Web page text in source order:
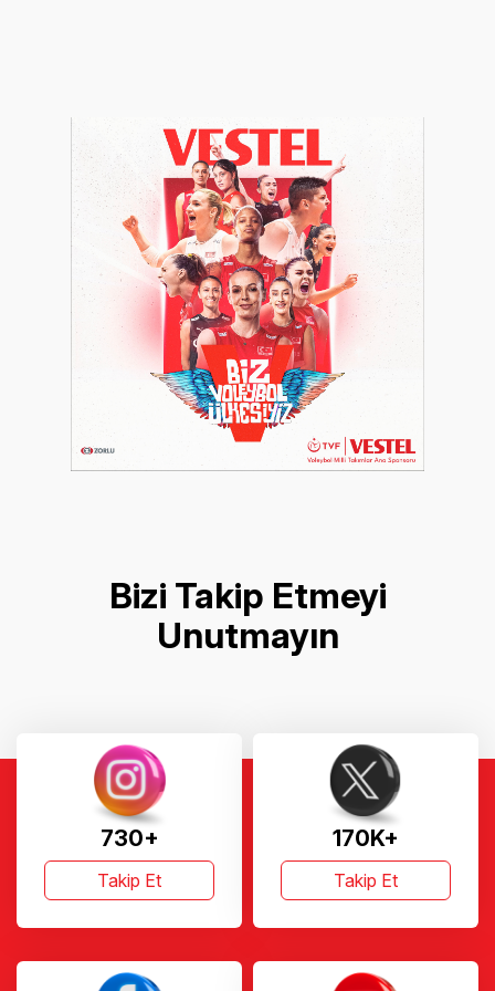
Bizi Takip Etmeyi
Unutmayın
730+
Takip Et
170K+
Takip Et